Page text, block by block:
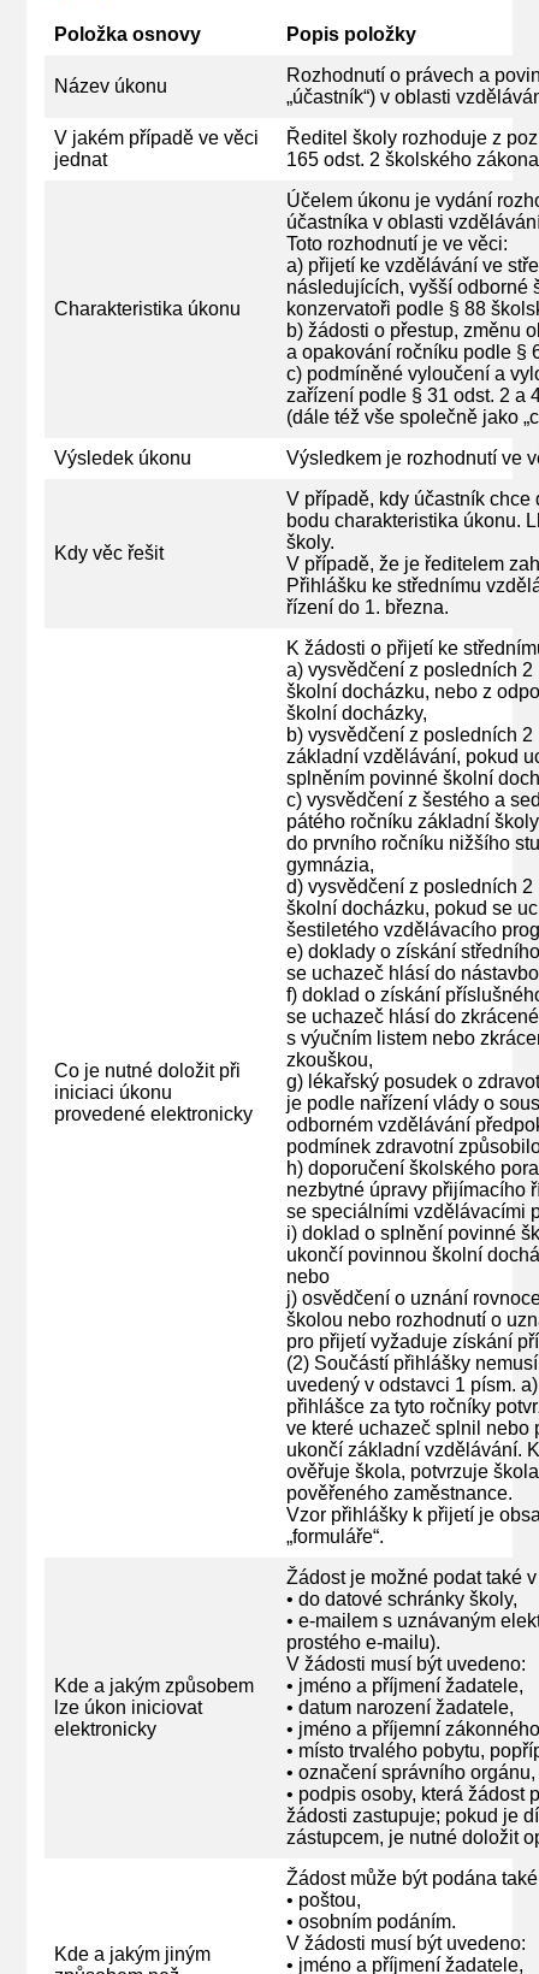
Položka osnovy Popis položky
Název úkonu
Rozhodnutí o právech a
„účastník“) v oblasti
V jakém případě ve věci
jednat
Ředitel školy rozhoduje z
165 odst. 2 školského
Charakteristika úkonu
Účelem úkonu je vydání
účastníka v oblasti
Toto rozhodnutí je ve věci:
a) přijetí ke vzdělávání ve
následujících, vyšší odborné
konzervatoři podle § 88
b) žádosti o přestup, změnu
a opakování ročníku podle §
c) podmíněné vyloučení a
zařízení podle § 31 odst. 2 a
(dále též vše společně jako
Výsledek úkonu
Výsledkem je rozhodnutí ve
Kdy věc řešit
V případě, kdy účastník
bodu charakteristika úkonu.
školy.
V případě, že je ředitelem
Přihlášku ke střednímu
řízení do 1. března.
Co je nutné doložit při
iniciaci úkonu
provedené elektronicky
K žádosti o přijetí ke
a) vysvědčení z posledních
školní docházku, nebo z
školní docházky,
b) vysvědčení z posledních
základní vzdělávání, pokud
splněním povinné školní
c) vysvědčení z šestého a
pátého ročníku základní
do prvního ročníku nižšího
gymnázia,
d) vysvědčení z posledních
školní docházku, pokud se
šestiletého vzdělávacího
e) doklady o získání
se uchazeč hlásí do
f) doklad o získání
se uchazeč hlásí do
s výučním listem nebo
zkouškou,
g) lékařský posudek o
je podle nařízení vlády o
odborném vzdělávání
podmínek zdravotní
h) doporučení školského
nezbytné úpravy přijímacího
se speciálními vzdělávacími
i) doklad o splnění povinné
ukončí povinnou školní
nebo
j) osvědčení o uznání
školou nebo rozhodnutí o
pro přijetí vyžaduje získání
(2) Součástí přihlášky
uvedený v odstavci 1 písm.
přihlášce za tyto ročníky
ve které uchazeč splnil
ukončí základní vzdělávání.
ověřuje škola, potvrzuje
pověřeného zaměstnance.
Vzor přihlášky k přijetí je
„formuláře“.
Kde a jakým způsobem
lze úkon iniciovat
elektronicky
Žádost je možné podat také
• do datové schránky školy,
• e-mailem s uznávaným
prostého e-mailu).
V žádosti musí být uvedeno:
• jméno a příjmení žadatele,
• datum narození žadatele,
• jméno a příjemní
• místo trvalého pobytu,
• označení správního
• podpis osoby, která žádost
žádosti zastupuje; pokud je
zástupcem, je nutné doložit
Kde a jakým jiným
Žádost může být podána
• poštou,
• osobním podáním.
V žádosti musí být uvedeno:
• jméno a příjmení žadatele,